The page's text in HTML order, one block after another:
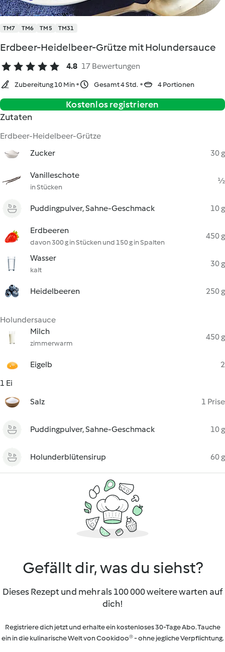
TM7 TM6 TM5 TM31
Erdbeer-Heidelbeer-Grütze mit Holundersauce
4.8 17 Bewertungen
Zubereitung 10 Min Gesamt 4 Std. 4 Portionen
Kostenlos registrieren
Zutaten
Erdbeer-Heidelbeer-Grütze
Zucker
30 g
Vanilleschote
in Stücken
½
Puddingpulver, Sahne-Geschmack 10 g
Erdbeeren
davon 300 g in Stücken und 150 g in Spalten
450 g
Wasser
kalt
30 g
Heidelbeeren 250 g
Holundersauce
Milch
zimmerwarm
450 g
Eigelb
2
1 Ei
Salz
1 Prise
Puddingpulver, Sahne-Geschmack 10 g
Holunderblütensirup 60 g
Gefällt dir, was du siehst?
Dieses Rezept und mehr als 100 000 weitere warten auf
dich!
Registriere dich jetzt und erhalte ein kostenloses 30-Tage Abo. Tauche
ein in die kulinarische Welt von Cookidoo® - ohne jegliche Verpflichtung.